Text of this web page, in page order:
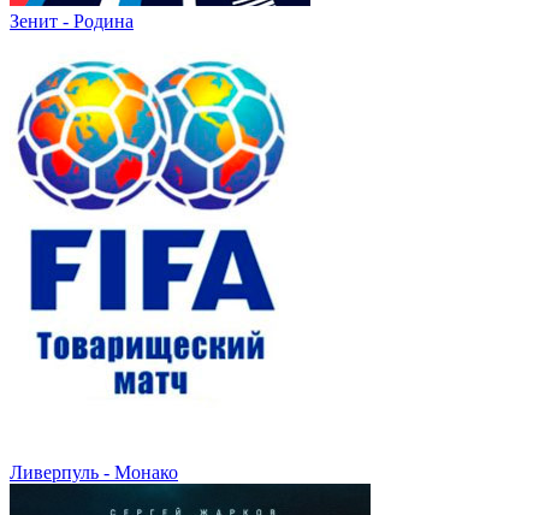
Зенит - Родина
Ливерпуль - Монако